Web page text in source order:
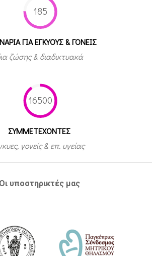
185
ΓΙΑ ΕΓΚΥΟΥΣ & ΓΟΝΕΙΣ
ζώσης & διαδικτυακά
16500
ΣΥΜΜΕΤEΧΟΝΤΕΣ
γονείς & επ. υγείας
Οι υποστηρικτές μας